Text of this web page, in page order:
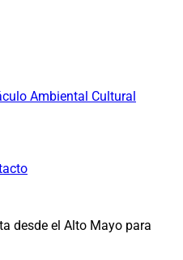
Ambiental Cultural
desde el Alto Mayo para